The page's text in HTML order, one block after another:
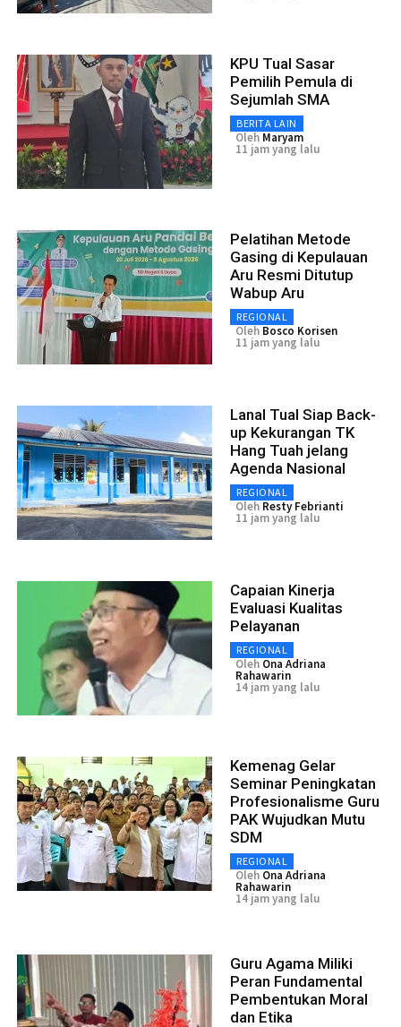
KPU Tual Sasar
Pemilih Pemula di
Sejumlah SMA
BERITA LAIN
Oleh Maryam
11 jam yang lalu
Pelatihan Metode
Gasing di Kepulauan
Aru Resmi Ditutup
Wabup Aru
REGIONAL
Oleh Bosco Korisen
11 jam yang lalu
Lanal Tual Siap Back-
up Kekurangan TK
Hang Tuah jelang
Agenda Nasional
REGIONAL
Oleh Resty Febrianti
11 jam yang lalu
Capaian Kinerja
Evaluasi Kualitas
Pelayanan
REGIONAL
Oleh Ona Adriana
Rahawarin
14 jam yang lalu
Kemenag Gelar
Seminar Peningkatan
Profesionalisme Guru
PAK Wujudkan Mutu
SDM
REGIONAL
Oleh Ona Adriana
Rahawarin
14 jam yang lalu
Guru Agama Miliki
Peran Fundamental
Pembentukan Moral
dan Etika